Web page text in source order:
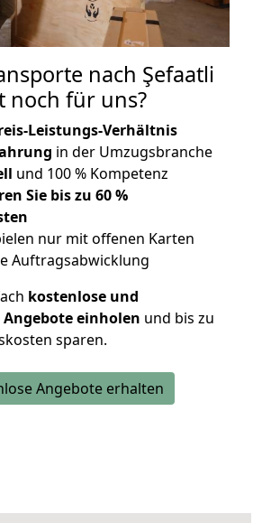
nach Şefaatli
noch für uns?
Leistungs-Verhältnis
in der Umzugsbranche
und 100 % Kompetenz
Sie bis zu 60 %
nur mit offenen Karten
Auftragsabwicklung
kostenlose und
einholen und bis zu
sparen.
Angebote erhalten